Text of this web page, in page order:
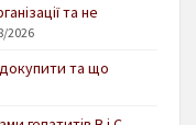
та не
2026
докупити та що